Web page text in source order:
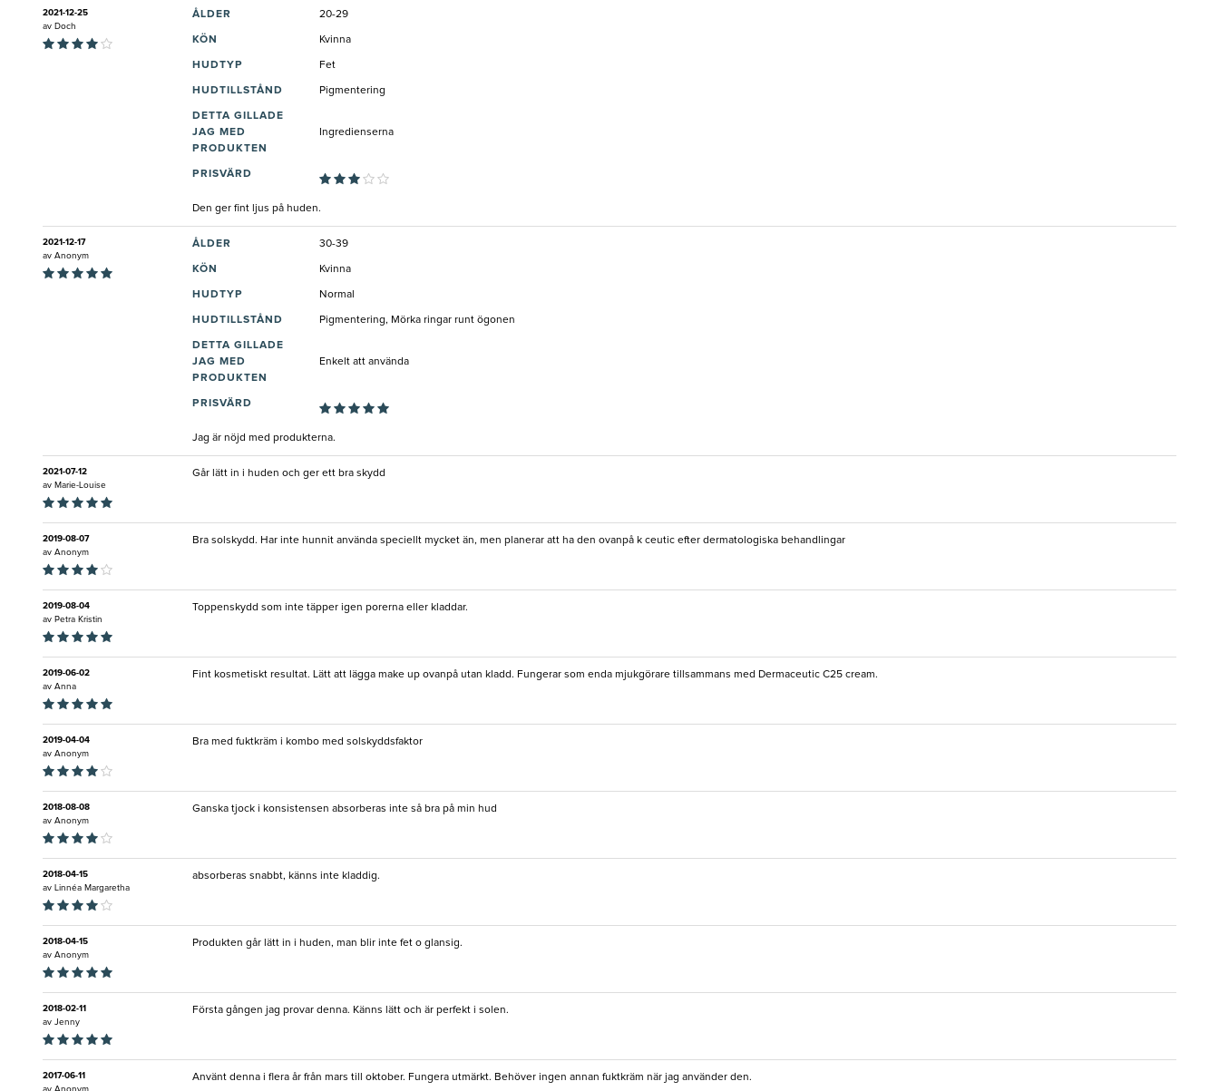
2021-12-25
av Doch
ÅLDER 20-29
KÖN Kvinna
HUDTYP Fet
HUDTILLSTÅND Pigmentering
DETTA GILLADE
JAG MED
PRODUKTEN
Ingredienserna
PRISVÄRD
Den ger fint ljus på huden.
2021-12-17
av Anonym
ÅLDER 30-39
KÖN Kvinna
HUDTYP Normal
HUDTILLSTÅND Pigmentering, Mörka ringar runt ögonen
DETTA GILLADE
JAG MED
PRODUKTEN
Enkelt att använda
PRISVÄRD
Jag är nöjd med produkterna.
2021-07-12
av Marie-Louise
Går lätt in i huden och ger ett bra skydd
2019-08-07
av Anonym
Bra solskydd. Har inte hunnit använda speciellt mycket än, men planerar att ha den ovanpå k ceutic efter dermatologiska behandlingar
2019-08-04
av Petra Kristin
Toppenskydd som inte täpper igen porerna eller kladdar.
2019-06-02
av Anna
Fint kosmetiskt resultat. Lätt att lägga make up ovanpå utan kladd. Fungerar som enda mjukgörare tillsammans med Dermaceutic C25 cream.
2019-04-04
av Anonym
Bra med fuktkräm i kombo med solskyddsfaktor
2018-08-08
av Anonym
Ganska tjock i konsistensen absorberas inte så bra på min hud
2018-04-15
av Linnéa Margaretha
absorberas snabbt, känns inte kladdig.
2018-04-15
av Anonym
Produkten går lätt in i huden, man blir inte fet o glansig.
2018-02-11
av Jenny
Första gången jag provar denna. Känns lätt och är perfekt i solen.
2017-06-11
Använt denna i flera år från mars till oktober. Fungera utmärkt. Behöver ingen annan fuktkräm när jag använder den.